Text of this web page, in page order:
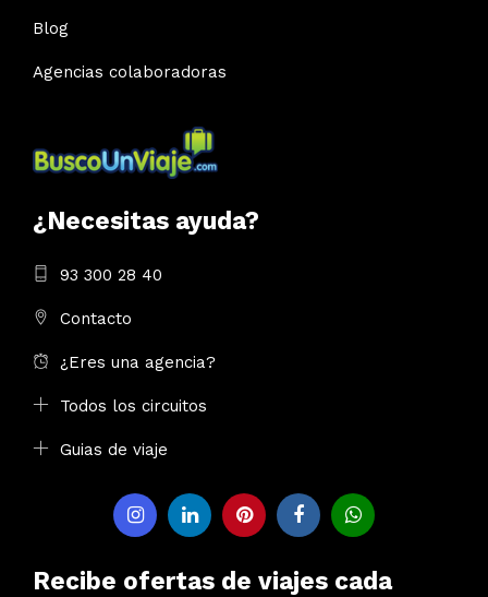
Blog
Agencias colaboradoras
¿Necesitas ayuda?
93 300 28 40
Contacto
¿Eres una agencia?
Todos los circuitos
Guias de viaje
Recibe ofertas de viajes cada